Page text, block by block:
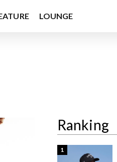
LOUNGE
Ranking
1